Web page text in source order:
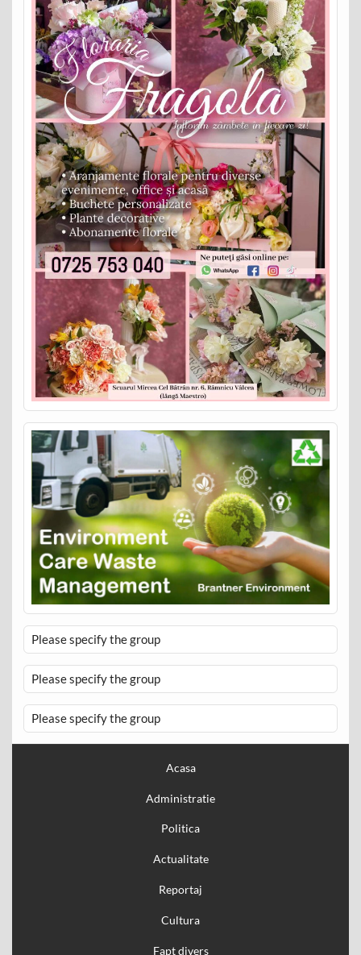
Please specify the group
Please specify the group
Please specify the group
Acasa
Administratie
Politica
Actualitate
Reportaj
Cultura
Fapt divers